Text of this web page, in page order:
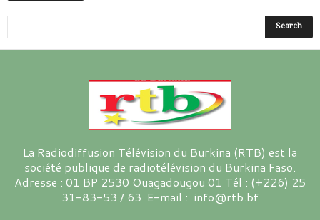
La Radiodiffusion Télévision du Burkina (RTB) est la
société publique de radiotélévision du Burkina Faso.
Adresse : 01 BP 2530 Ouagadougou 01 Tél : (+226) 25
31-83-53 / 63 E-mail : info@rtb.bf